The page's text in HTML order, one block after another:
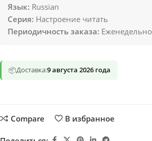
Язык: Russian
Серия: Настроение читать
Периодичность заказа: Еженедельно
📦Доставка:9 августа 2026 года
Compare В избранное